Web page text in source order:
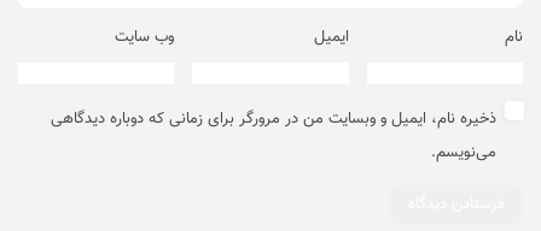
نام ایمیل وب‌ سایت
ذخیره نام، ایمیل و وبسایت من در مرورگر برای زمانی که دوباره دیدگاهی
می‌نویسم.